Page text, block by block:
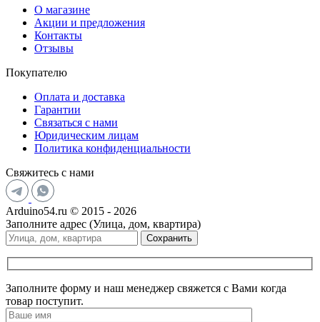
О магазине
Акции и предложения
Контакты
Отзывы
Покупателю
Оплата и доставка
Гарантии
Связаться с нами
Юридическим лицам
Политика конфиденциальности
Свяжитесь с нами
Arduino54.ru © 2015 - 2026
Заполните адрес (Улица, дом, квартира)
Сохранить
Заполните форму и наш менеджер свяжется с Вами когда
товар поступит.